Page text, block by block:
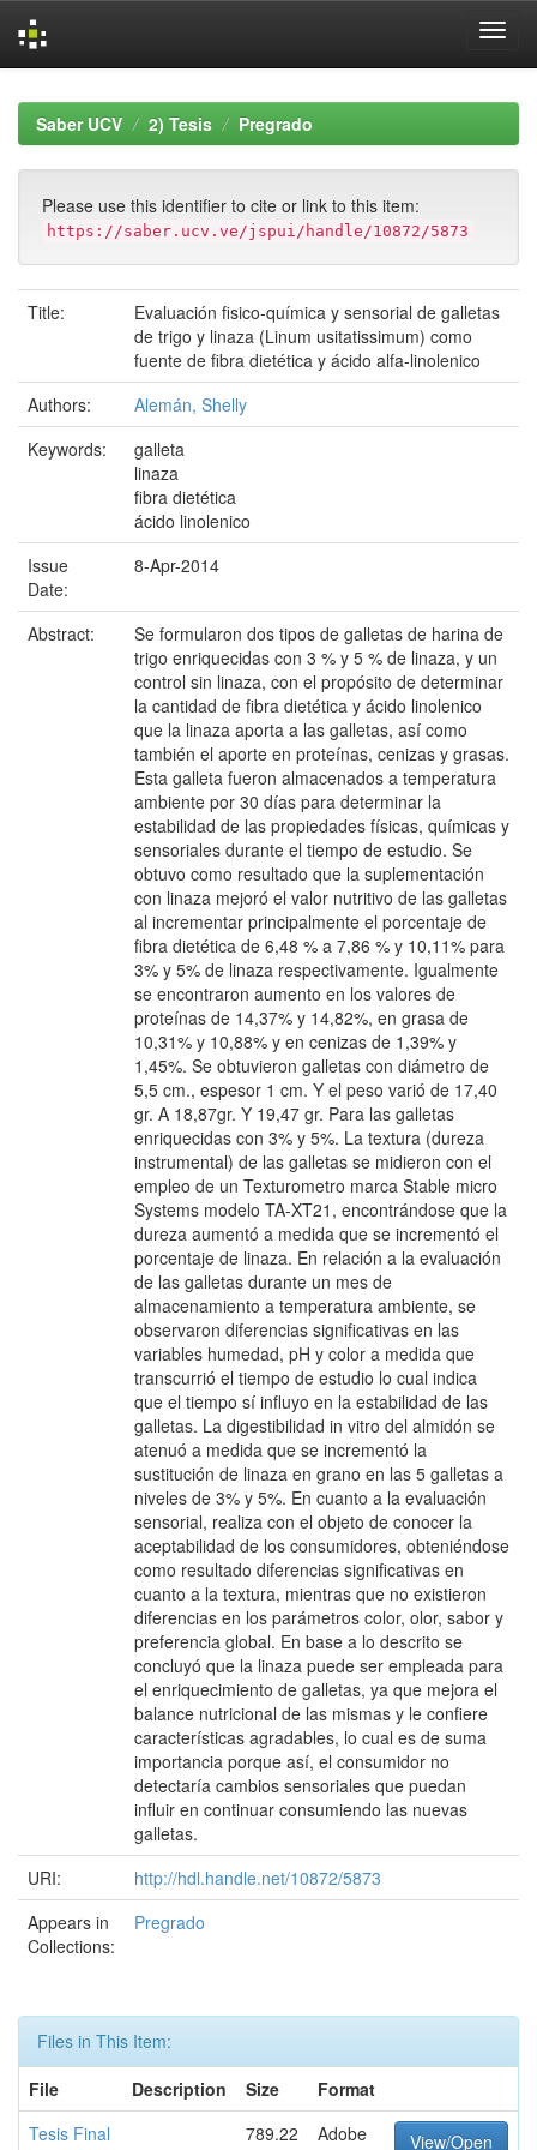
navigationSaber UCV 2) Tesis Pregrado
Please use this identifier to cite or link to this item:
https://saber.ucv.ve/jspui/handle/10872/5873
Title:
Evaluación fisico-química y sensorial de galletas
de trigo y linaza (Linum usitatissimum) como
fuente de fibra dietética y ácido alfa-linolenico
Authors:
Alemán, Shelly
Keywords:
galleta
linaza
fibra dietética
ácido linolenico
Issue
Date:
8-Apr-2014
Abstract:
Se formularon dos tipos de galletas de harina de
trigo enriquecidas con 3 % y 5 % de linaza, y un
control sin linaza, con el propósito de determinar
la cantidad de fibra dietética y ácido linolenico
que la linaza aporta a las galletas, así como
también el aporte en proteínas, cenizas y grasas.
Esta galleta fueron almacenados a temperatura
ambiente por 30 días para determinar la
estabilidad de las propiedades físicas, químicas y
sensoriales durante el tiempo de estudio. Se
obtuvo como resultado que la suplementación
con linaza mejoró el valor nutritivo de las galletas
al incrementar principalmente el porcentaje de
fibra dietética de 6,48 % a 7,86 % y 10,11% para
3% y 5% de linaza respectivamente. Igualmente
se encontraron aumento en los valores de
proteínas de 14,37% y 14,82%, en grasa de
10,31% y 10,88% y en cenizas de 1,39% y
1,45%. Se obtuvieron galletas con diámetro de
5,5 cm., espesor 1 cm. Y el peso varió de 17,40
gr. A 18,87gr. Y 19,47 gr. Para las galletas
enriquecidas con 3% y 5%. La textura (dureza
instrumental) de las galletas se midieron con el
empleo de un Texturometro marca Stable micro
Systems modelo TA-XT21, encontrándose que la
dureza aumentó a medida que se incrementó el
porcentaje de linaza. En relación a la evaluación
de las galletas durante un mes de
almacenamiento a temperatura ambiente, se
observaron diferencias significativas en las
variables humedad, pH y color a medida que
transcurrió el tiempo de estudio lo cual indica
que el tiempo sí influyo en la estabilidad de las
galletas. La digestibilidad in vitro del almidón se
atenuó a medida que se incrementó la
sustitución de linaza en grano en las 5 galletas a
niveles de 3% y 5%. En cuanto a la evaluación
sensorial, realiza con el objeto de conocer la
aceptabilidad de los consumidores, obteniéndose
como resultado diferencias significativas en
cuanto a la textura, mientras que no existieron
diferencias en los parámetros color, olor, sabor y
preferencia global. En base a lo descrito se
concluyó que la linaza puede ser empleada para
el enriquecimiento de galletas, ya que mejora el
balance nutricional de las mismas y le confiere
características agradables, lo cual es de suma
importancia porque así, el consumidor no
detectaría cambios sensoriales que puedan
influir en continuar consumiendo las nuevas
galletas.
URI:
http://hdl.handle.net/10872/5873
Appears in
Collections:
Pregrado
Files in This Item:
File
Description Size
Format
Tesis Final
789.22
Adobe
View/Open